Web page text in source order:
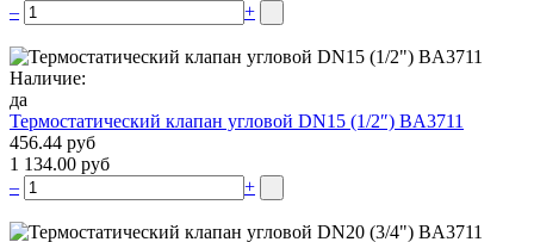
–
+
Наличие:
да
Термостатический клапан угловой DN15 (1/2″) BA3711
456.44 руб
1 134.00 руб
–
+